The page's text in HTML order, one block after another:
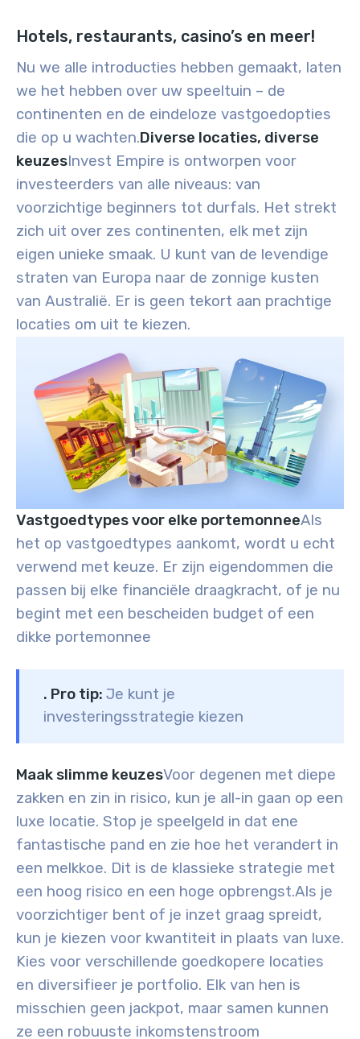
Hotels, restaurants, casino’s en meer!
Nu we alle introducties hebben gemaakt, laten
we het hebben over uw speeltuin – de
continenten en de eindeloze vastgoedopties
die op u wachten.Diverse locaties, diverse
keuzesInvest Empire is ontworpen voor
investeerders van alle niveaus: van
voorzichtige beginners tot durfals. Het strekt
zich uit over zes continenten, elk met zijn
eigen unieke smaak. U kunt van de levendige
straten van Europa naar de zonnige kusten
van Australië. Er is geen tekort aan prachtige
locaties om uit te kiezen.
Vastgoedtypes voor elke portemonneeAls
het op vastgoedtypes aankomt, wordt u echt
verwend met keuze. Er zijn eigendommen die
passen bij elke financiële draagkracht, of je nu
begint met een bescheiden budget of een
dikke portemonnee
. Pro tip: Je kunt je
investeringsstrategie kiezen
Maak slimme keuzesVoor degenen met diepe
zakken en zin in risico, kun je all-in gaan op een
luxe locatie. Stop je speelgeld in dat ene
fantastische pand en zie hoe het verandert in
een melkkoe. Dit is de klassieke strategie met
een hoog risico en een hoge opbrengst.Als je
voorzichtiger bent of je inzet graag spreidt,
kun je kiezen voor kwantiteit in plaats van luxe.
Kies voor verschillende goedkopere locaties
en diversifieer je portfolio. Elk van hen is
misschien geen jackpot, maar samen kunnen
ze een robuuste inkomstenstroom